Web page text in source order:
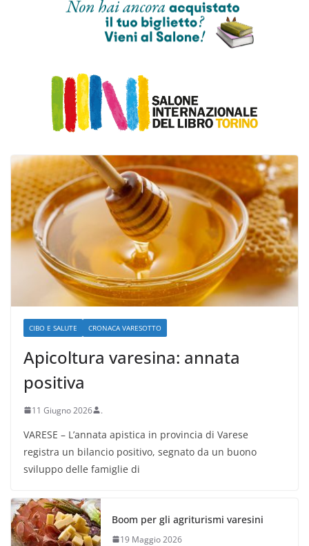
CIBO E SALUTE CRONACA VARESOTTO
Apicoltura varesina: annata
positiva
11 Giugno 2026 .
VARESE – L’annata apistica in provincia di Varese
registra un bilancio positivo, segnato da un buono
sviluppo delle famiglie di
Boom per gli agriturismi varesini
19 Maggio 2026